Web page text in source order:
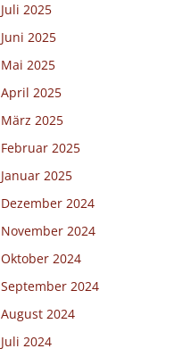
Juli 2025
Juni 2025
Mai 2025
April 2025
März 2025
Februar 2025
Januar 2025
Dezember 2024
November 2024
Oktober 2024
September 2024
August 2024
Juli 2024